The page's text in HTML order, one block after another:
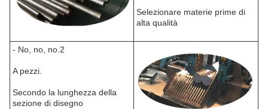
Selezionare materie prime di
alta qualità
- No, no, no.2
A pezzi.
Secondo la lunghezza della
sezione di disegno